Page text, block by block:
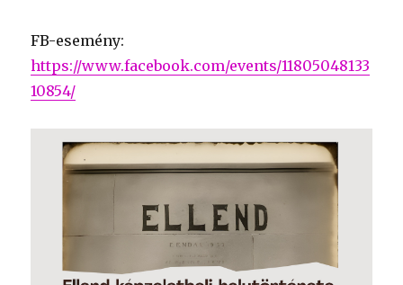
FB-esemény:
https://www.facebook.com/events/11805048133
10854/